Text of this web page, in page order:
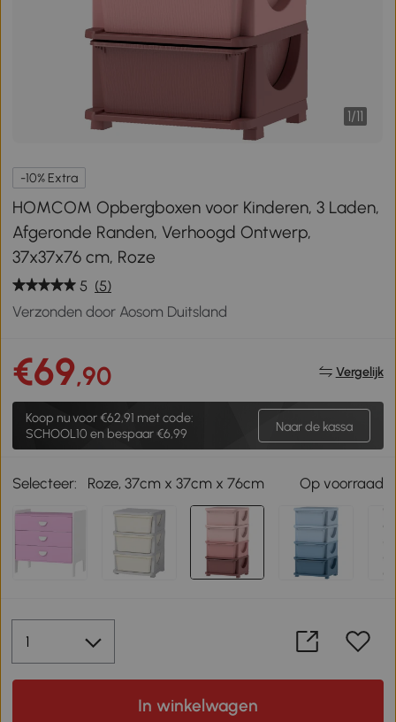
1/11
-10% Extra
HOMCOM Opbergboxen voor Kinderen, 3 Laden,
Afgeronde Randen, Verhoogd Ontwerp,
37x37x76 cm, Roze
5 (5)
Verzonden door Aosom Duitsland
€69,90 Vergelijk
Koop nu voor €62,91 met code:
SCHOOL10 en bespaar €6,99
Naar de kassa
Selecteer: Roze, 37cm x 37cm x 76cm Op voorraad
In winkelwagen